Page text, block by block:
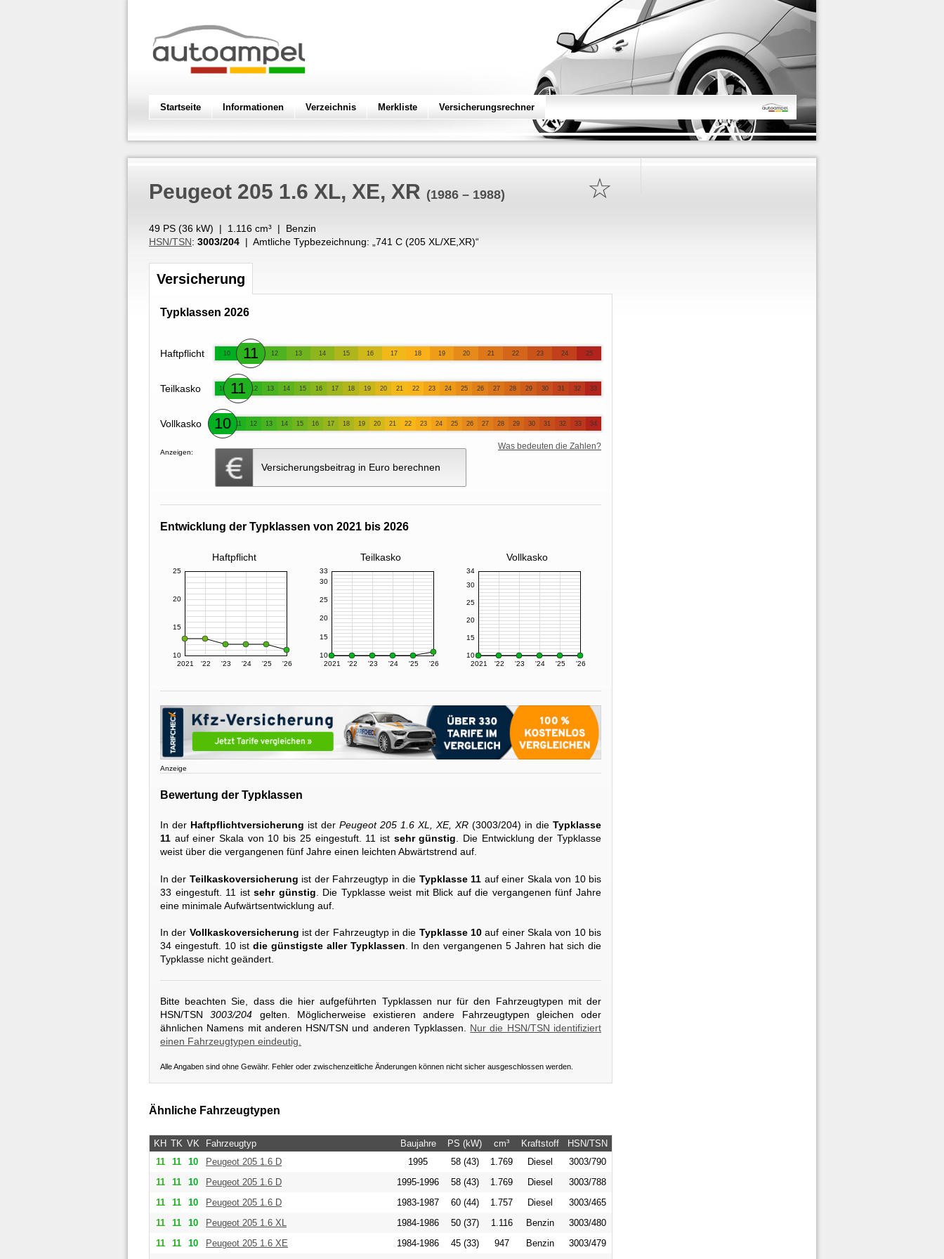
Startseite Informationen Verzeichnis Merkliste Versicherungsrechner
☆
Peugeot 205 1.6 XL, XE, XR (1986 – 1988)
49 PS (36 kW) | 1.116 cm³ | Benzin
HSN/TSN: 3003/204 | Amtliche Typbezeichnung: „ 741 C (205 XL/XE,XR)“
Versicherung
Typklassen 2026
Haftpflicht 10 11 12 13 14 15 16 17 18 19 20 21 22 23 24 25
Teilkasko 10 11 12 13 14 15 16 17 18 19 20 21 22 23 24 25 26 27 28 29 30 31 32 33
Vollkasko 10 11 12 13 14 15 16 17 18 19 20 21 22 23 24 25 26 27 28 29 30 31 32 33 34
Anzeigen:
Versicherungsbeitrag in Euro berechnen
Was bedeuten die Zahlen?
Entwicklung der Typklassen von 2021 bis 2026
Haftpflicht Teilkasko Vollkasko
2021 '22 '23 '24 '25 '26
10
15
20
25
2021 '22 '23 '24 '25 '26
10
15
20
25
30
33
2021 '22 '23 '24 '25 '26
10
15
20
25
30
34
Anzeige
Bewertung der Typklassen
In der Haftpflichtversicherung ist der Peugeot 205 1.6 XL, XE, XR (3003/204) in die Typklasse
11 auf einer Skala von 10 bis 25 eingestuft. 11 ist sehr günstig . Die Entwicklung der Typklasse
weist über die vergangenen fünf Jahre einen leichten Abwärtstrend auf.
In der Teilkaskoversicherung ist der Fahrzeugtyp in die Typklasse 11 auf einer Skala von 10 bis
33 eingestuft. 11 istsehr günstig . Die Typklasse weist mit Blick auf die vergangenen fünf Jahre
eine minimale Aufwärtsentwicklung auf.
In der Vollkaskoversicherung ist der Fahrzeugtyp in die Typklasse 10 auf einer Skala von 10 bis
34 eingestuft. 10 ist die günstigste aller Typklassen. In den vergangenen 5 Jahren hat sich die
Typklasse nicht geändert.
Bitte beachten Sie, dass die hier aufgeführten Typklassen nur für den Fahrzeugtypen mit der
HSN/TSN3003/204 gelten. Möglicherweise existieren andere Fahrzeugtypen gleichen oder
ähnlichen Namens mit anderen HSN/TSN und anderen Typklassen. Nur die HSN/TSN identifiziert
einen Fahrzeugtypen eindeutig.
Alle Angaben sind ohne Gewähr. Fehler oder zwischenzeitliche Änderungen können nicht sicher ausgeschlossen werden.
Ähnliche Fahrzeugtypen
KH TK VK Fahrzeugtyp Baujahre PS (kW) cm³ Kraftstoff
HSN/TSN
11
11 10 Peugeot 205 1.6 D 1995 58 (43) 1.769 Diesel
3003/790
11
11 10 Peugeot 205 1.6 D 1995-1996 58 (43) 1.769 Diesel
3003/788
11
11 10 Peugeot 205 1.6 D 1983-1987 60 (44) 1.757 Diesel
3003/465
11
11 10 Peugeot 205 1.6 XL 1984-1986 50 (37) 1.116 Benzin
3003/480
11
11 10 Peugeot 205 1.6 XE 1984-1986 45 (33) 947 Benzin
3003/479